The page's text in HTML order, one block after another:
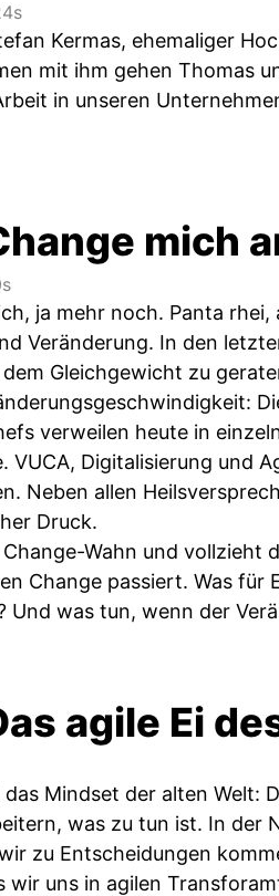
Kermas, ehemaliger
mit ihm gehen Thomas
in unseren
mich
ja mehr noch. Panta
Veränderung. In den
Gleichgewicht zu
verweilen heute in
VUCA, Digitalisierung und
Neben allen
Druck.
Wahn und vollzieht
Change passiert. Was für
Und was tun, wenn der
agile Ei
Mindset der alten Welt:
was zu tun ist. In der
zu Entscheidungen
wir uns in agilen